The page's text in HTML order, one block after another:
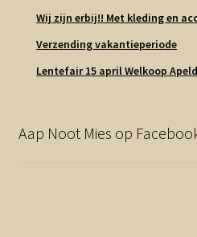
Wij zijn erbij!! Met kleding en
Verzending vakantieperiode
Lentefair 15 april Welkoop
Aap Noot Mies op